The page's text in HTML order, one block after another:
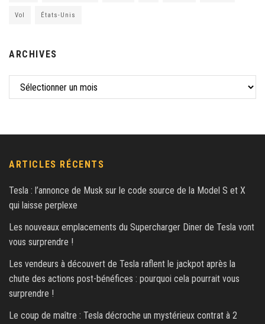
Vol États-Unis
ARCHIVES
ARTICLES RÉCENTS
Tesla : l’annonce de Musk sur le code source de la Model S et X
qui laisse perplexe
Les nouveaux emplacements du Supercharger Diner de Tesla vont
vous surprendre !
Les vendeurs à découvert de Tesla raflent le jackpot après la
chute des actions post-bénéfices : pourquoi cela pourrait vous
surprendre !
Le coup de maître : Tesla décroche un mystérieux contrat à 2